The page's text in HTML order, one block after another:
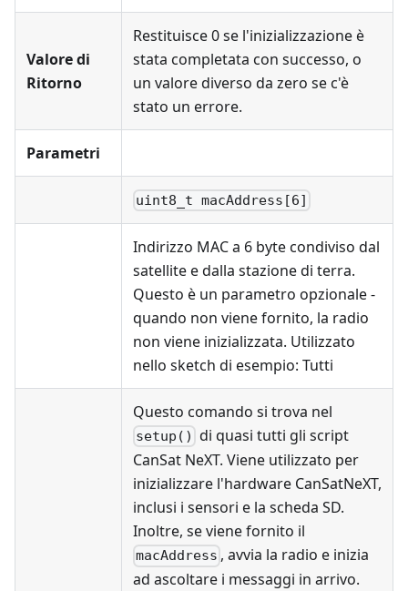
Valore di
Ritorno
Restituisce 0 se l'inizializzazione è
stata completata con successo, o
un valore diverso da zero se c'è
stato un errore.
Parametri
uint8_t macAddress[6]
Indirizzo MAC a 6 byte condiviso dal
satellite e dalla stazione di terra.
Questo è un parametro opzionale -
quando non viene fornito, la radio
non viene inizializzata. Utilizzato
nello sketch di esempio: Tutti
Questo comando si trova nel
setup() di quasi tutti gli script
CanSat NeXT. Viene utilizzato per
inizializzare l'hardware CanSatNeXT,
inclusi i sensori e la scheda SD.
Inoltre, se viene fornito il
macAddress , avvia la radio e inizia
ad ascoltare i messaggi in arrivo.